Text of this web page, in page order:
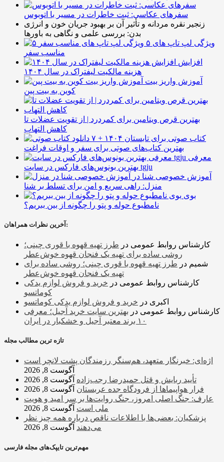
سفرهای عکاسی: ثبت خاطرات در مسیر با اتوبوس
زنجیر نقره مردانه و تأثیر آن بر بهبود جریان خون و انرژی
بدن: بررسی علمی و نگاهی به باورها
۵ ویژگی لپ تاپ های
مناسب سفر
افزایش
هزینه مالکیت لیفتراک در سال ۱۴۰۴
آموزش واریز بیت
کوین به بیت پین
بهترین قرص ویتامین برای کمردرد | از تقویت عضلات تا
کاهش التهاب
۷ کتاب صوتی برای تابستان ۱۴۰۴ +
بهترین کتاب‌های صوتی برای سفر و اوقات فراغت
معرفی
بهترین بونوس‌های فارکس در سایت tgju
آموزش خصوصی شنا در
منزل: راهی سریع و امن برای تسلط بر شنا
بوی
نامطبوع حوله و پتو را چگونه از بین ببریم؟
آخرین نظرات همراهان:
کارشناس روابط عمومی در طرز تهیه قهوه با قوری چینی؛
روشی ساده برای تهیه یک فنجان قهوه خوش‌عطر
شمیم در طرز تهیه قهوه با قوری چینی؛ روشی ساده برای
تهیه یک فنجان قهوه خوش‌عطر
کارشناس روابط عمومی در خرید و فروش لوازم یدکی
کوماتسو
اکبری در خرید و فروش لوازم یدکی کوماتسو
کارشناس روابط عمومی در بهترین سایت خرید آجیل؛ معرفی
۱۰ برند معتبر آجیل و خشکبار در ایران
تازه ترین مطالب مجله
اژه‌ای: خبرنگار متعهد، هم‌سنگر رزمندگان پشت لانچر است
آگوست 8, 2026
تأیید ربایش و قتل حمیدرضا رجب‌زاده آگوست 8, 2026
فرار هواپیماها از فرودگاه جده عربستان آگوست 8, 2026
عارف: جنگ اصلی امروز، جنگ روایت‌ها بر سر امید و هویت
ملی است آگوست 8, 2026
پزشکیان: بعضی‌ها با اطلاعات ناقص درباره همه چیز نظر
می‌دهند آگوست 8, 2026
مهم‌ترین تایپک‌های مجله فارسی